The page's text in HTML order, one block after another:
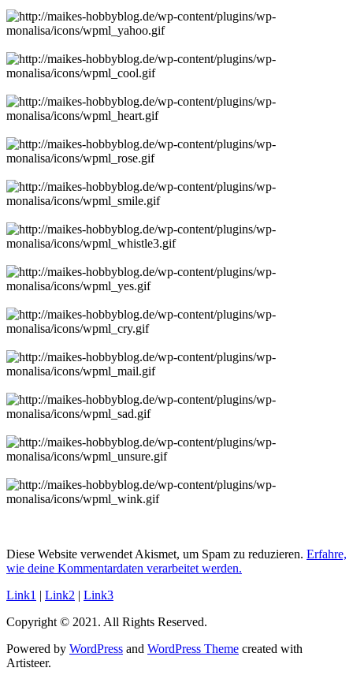
Diese Website verwendet Akismet, um Spam zu reduzieren. Erfahre,
wie deine Kommentardaten verarbeitet werden.
Link1 | Link2 | Link3
Copyright © 2021. All Rights Reserved.
Powered by WordPress and WordPress Theme created with
Artisteer.